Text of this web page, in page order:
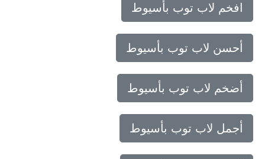
افخم لاب توب بأسيوط
أحسن لاب توب بأسيوط
أضخم لاب توب بأسيوط
أجمل لاب توب بأسيوط